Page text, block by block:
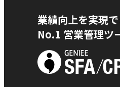
業績向上を実現
No.1 営業管理ツ